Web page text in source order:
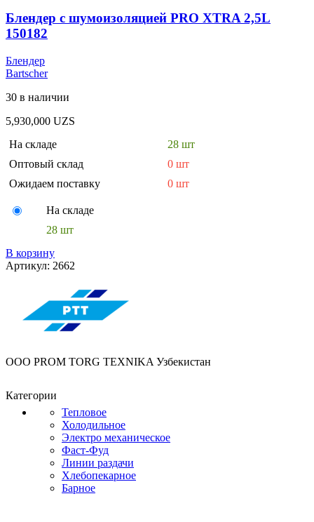
Блендер с шумоизоляцией PRO XTRA 2,5L
150182
Блендер
Bartscher
30 в наличии
5,930,000 UZS
На складе
28 шт
Оптовый склад
0 шт
Ожидаем поставку
0 шт
На складе
28 шт
В корзину
Артикул: 2662
OOO PROM TORG TEXNIKA Узбекистан
Категории
Тепловое
Холодильное
Электро механическое
Фаст-Фуд
Линии раздачи
Хлебопекарное
Барное